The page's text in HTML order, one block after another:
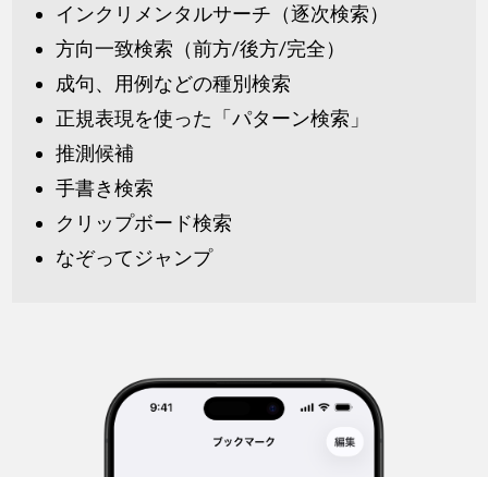
インクリメンタルサーチ（逐次検索）
方向一致検索（前方/後方/完全）
成句、用例などの種別検索
正規表現を使った「パターン検索」
推測候補
手書き検索
クリップボード検索
なぞってジャンプ